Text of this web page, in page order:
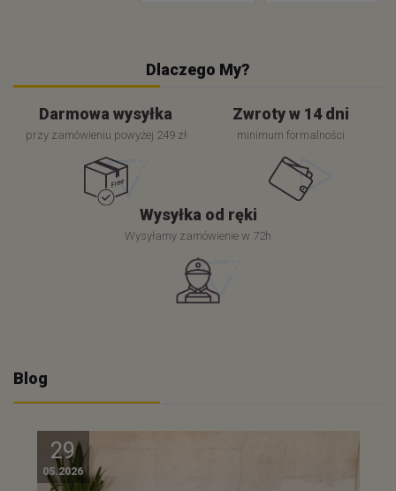
Dlaczego My?
Darmowa wysyłka
przy zamówieniu powyżej 249 zł
Zwroty w 14 dni
minimum formalności
Wysyłka od ręki
Wysyłamy zamówienie w 72h
Blog
29
05.2026